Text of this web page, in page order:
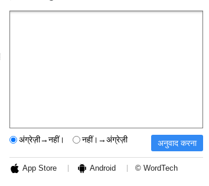
अंग्रेज़ी→नहीं। नहीं।→अंग्रेज़ी
App Store Android © WordTech